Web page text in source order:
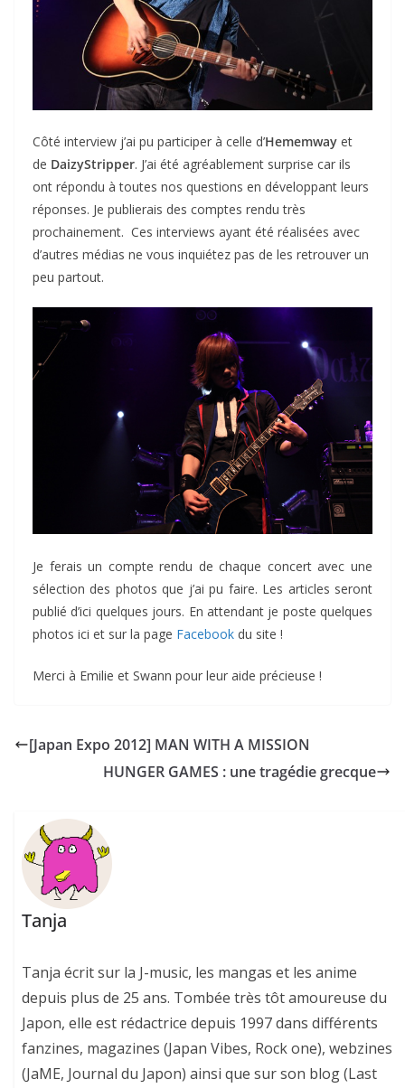
Côté interview j’ai pu participer à celle d’Hememway et
de DaizyStripper. J’ai été agréablement surprise car ils
ont répondu à toutes nos questions en développant leurs
réponses. Je publierais des comptes rendu très
prochainement. Ces interviews ayant été réalisées avec
d’autres médias ne vous inquiétez pas de les retrouver un
peu partout.
Je ferais un compte rendu de chaque concert avec une
sélection des photos que j’ai pu faire. Les articles seront
publié d’ici quelques jours. En attendant je poste quelques
photos ici et sur la page Facebook du site !
Merci à Emilie et Swann pour leur aide précieuse !
[Japan Expo 2012] MAN WITH A MISSION
HUNGER GAMES : une tragédie grecque
Tanja
Tanja écrit sur la J-music, les mangas et les anime
depuis plus de 25 ans. Tombée très tôt amoureuse du
Japon, elle est rédactrice depuis 1997 dans différents
fanzines, magazines (Japan Vibes, Rock one), webzines
(JaME, Journal du Japon) ainsi que sur son blog (Last